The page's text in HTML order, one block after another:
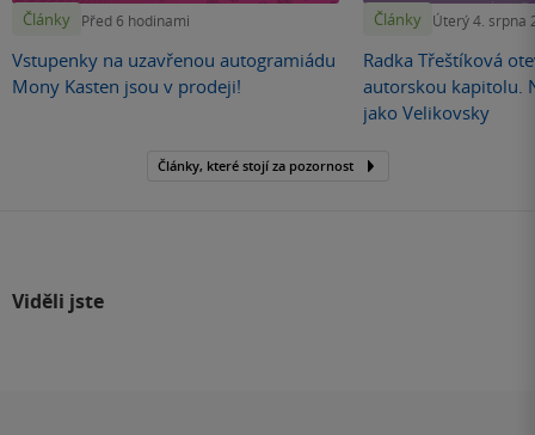
Články Před 6 hodinami
Vstupenky na uzavřenou autogramiádu
Mony Kasten jsou v prodeji!
Články Úterý 4. srpna
Radka Třeštíková
autorskou kapitolu.
jako Velikovsky
Články, které stojí za pozornost
Viděli jste